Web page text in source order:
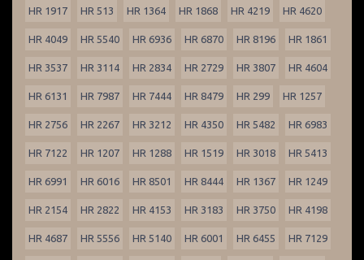
HR 1917 HR 513 HR 1364 HR 1868 HR 4219 HR 4620
HR 4049 HR 5540 HR 6936 HR 6870 HR 8196 HR 1861
HR 3537 HR 3114 HR 2834 HR 2729 HR 3807 HR 4604
HR 6131 HR 7987 HR 7444 HR 8479 HR 299 HR 1257
HR 2756 HR 2267 HR 3212 HR 4350 HR 5482 HR 6983
HR 7122 HR 1207 HR 1288 HR 1519 HR 3018 HR 5413
HR 6991 HR 6016 HR 8501 HR 8444 HR 1367 HR 1249
HR 2154 HR 2822 HR 4153 HR 3183 HR 3750 HR 4198
HR 4687 HR 5556 HR 5140 HR 6001 HR 6455 HR 7129